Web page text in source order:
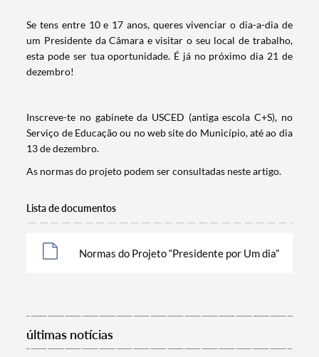
Se tens entre 10 e 17 anos, queres vivenciar o dia-a-dia de
um Presidente da Câmara e visitar o seu local de trabalho,
esta pode ser tua oportunidade. É já no próximo dia 21 de
dezembro!
Inscreve-te no gabinete da USCED (antiga escola C+S), no
Serviço de Educação ou no web site do Município, até ao dia
13 de dezembro.
As normas do projeto podem ser consultadas neste artigo.
Lista de documentos
Normas do Projeto “Presidente por Um dia”
últimas notícias